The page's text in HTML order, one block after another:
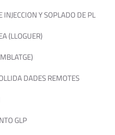
Y SOPLADO DE PL
(LLOGUER)
DADES REMOTES
GLP